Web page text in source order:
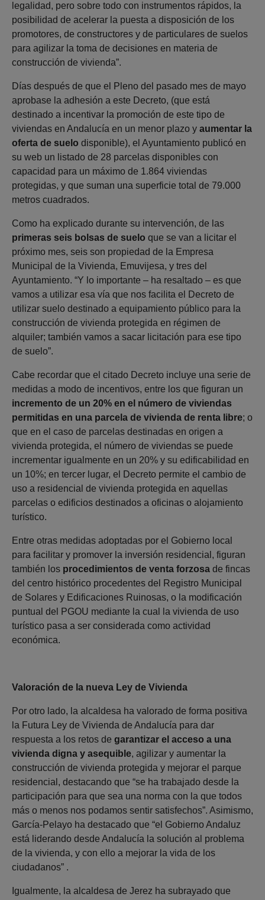
legalidad, pero sobre todo con instrumentos rápidos, la
posibilidad de acelerar la puesta a disposición de los
promotores, de constructores y de particulares de suelos
para agilizar la toma de decisiones en materia de
construcción de vivienda”.
Días después de que el Pleno del pasado mes de mayo
aprobase la adhesión a este Decreto, (que está
destinado a incentivar la promoción de este tipo de
viviendas en Andalucía en un menor plazo y aumentar la
oferta de suelo disponible), el Ayuntamiento publicó en
su web un listado de 28 parcelas disponibles con
capacidad para un máximo de 1.864 viviendas
protegidas, y que suman una superficie total de 79.000
metros cuadrados.
Como ha explicado durante su intervención, de las
primeras seis bolsas de suelo que se van a licitar el
próximo mes, seis son propiedad de la Empresa
Municipal de la Vivienda, Emuvijesa, y tres del
Ayuntamiento. “Y lo importante – ha resaltado – es que
vamos a utilizar esa vía que nos facilita el Decreto de
utilizar suelo destinado a equipamiento público para la
construcción de vivienda protegida en régimen de
alquiler; también vamos a sacar licitación para ese tipo
de suelo”.
Cabe recordar que el citado Decreto incluye una serie de
medidas a modo de incentivos, entre los que figuran un
incremento de un 20% en el número de viviendas
permitidas en una parcela de vivienda de renta libre; o
que en el caso de parcelas destinadas en origen a
vivienda protegida, el número de viviendas se puede
incrementar igualmente en un 20% y su edificabilidad en
un 10%; en tercer lugar, el Decreto permite el cambio de
uso a residencial de vivienda protegida en aquellas
parcelas o edificios destinados a oficinas o alojamiento
turístico.
Entre otras medidas adoptadas por el Gobierno local
para facilitar y promover la inversión residencial, figuran
también los procedimientos de venta forzosa de fincas
del centro histórico procedentes del Registro Municipal
de Solares y Edificaciones Ruinosas, o la modificación
puntual del PGOU mediante la cual la vivienda de uso
turístico pasa a ser considerada como actividad
económica.
Valoración de la nueva Ley de Vivienda
Por otro lado, la alcaldesa ha valorado de forma positiva
la Futura Ley de Vivienda de Andalucía para dar
respuesta a los retos de garantizar el acceso a una
vivienda digna y asequible, agilizar y aumentar la
construcción de vivienda protegida y mejorar el parque
residencial, destacando que “se ha trabajado desde la
participación para que sea una norma con la que todos
más o menos nos podamos sentir satisfechos”. Asimismo,
García-Pelayo ha destacado que “el Gobierno Andaluz
está liderando desde Andalucía la solución al problema
de la vivienda, y con ello a mejorar la vida de los
ciudadanos” .
Igualmente, la alcaldesa de Jerez ha subrayado que